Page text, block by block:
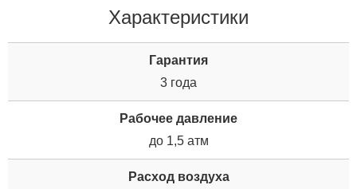
Характеристики
Гарантия
3 года
Рабочее давление
до 1,5 атм
Расход воздуха